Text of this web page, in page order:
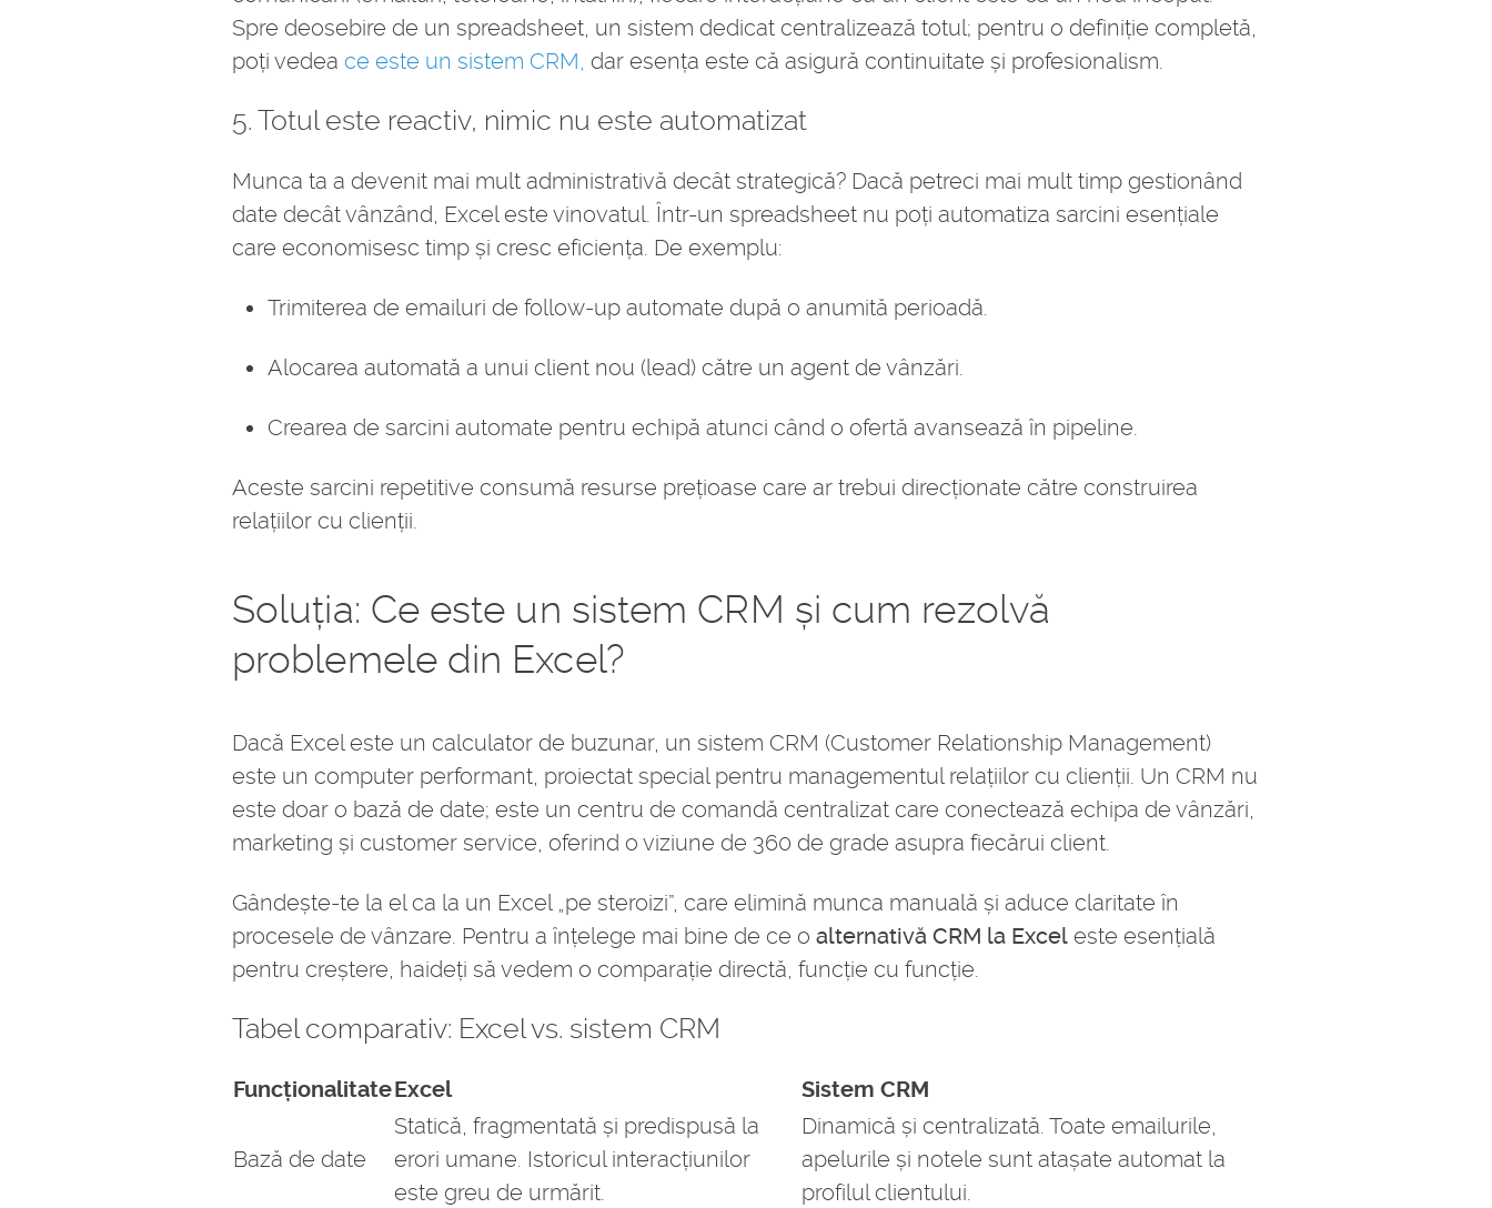
Spre deosebire de un spreadsheet, un sistem dedicat centralizează totul; pentru o definiție completă,
poți vedea ce este un sistem CRM, dar esența este că asigură continuitate și profesionalism.
5. Totul este reactiv, nimic nu este automatizat
Munca ta a devenit mai mult administrativă decât strategică? Dacă petreci mai mult timp gestionând
date decât vânzând, Excel este vinovatul. Într-un spreadsheet nu poți automatiza sarcini esențiale
care economisesc timp și cresc eficiența. De exemplu:
Trimiterea de emailuri de follow-up automate după o anumită perioadă.
Alocarea automată a unui client nou (lead) către un agent de vânzări.
Crearea de sarcini automate pentru echipă atunci când o ofertă avansează în pipeline.
Aceste sarcini repetitive consumă resurse prețioase care ar trebui direcționate către construirea
relațiilor cu clienții.
Soluția: Ce este un sistem CRM și cum rezolvă
problemele din Excel?
Dacă Excel este un calculator de buzunar, un sistem CRM (Customer Relationship Management)
este un computer performant, proiectat special pentru managementul relațiilor cu clienții. Un CRM nu
este doar o bază de date; este un centru de comandă centralizat care conectează echipa de vânzări,
marketing și customer service, oferind o viziune de 360 de grade asupra fiecărui client.
Gândește-te la el ca la un Excel „pe steroizi”, care elimină munca manuală și aduce claritate în
procesele de vânzare. Pentru a înțelege mai bine de ce o alternativă CRM la Excel este esențială
pentru creștere, haideți să vedem o comparație directă, funcție cu funcție.
Tabel comparativ: Excel vs. sistem CRM
FuncționalitateExcel Sistem CRM
Bază de date
Statică, fragmentată și predispusă la
erori umane. Istoricul interacțiunilor
este greu de urmărit.
Dinamică și centralizată. Toate emailurile,
apelurile și notele sunt atașate automat la
profilul clientului.